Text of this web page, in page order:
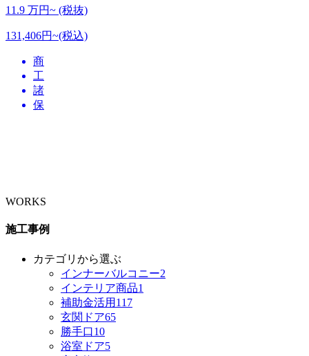
11.9 万円~ (税抜)
131,406円~(税込)
商
工
諸
保
WORKS
施工事例
カテゴリから選ぶ
インナーバルコニー2
インテリア商品1
補助金活用 117
玄関ドア65
勝手口10
浴室ドア5